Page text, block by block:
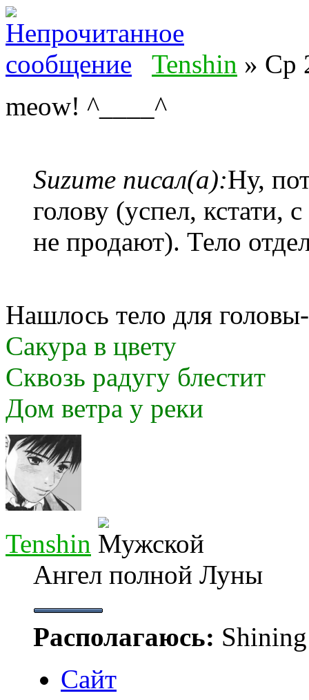
Tenshin » Ср
meow! ^____^
Suzume писал(а):Ну,
голову (успел, кстати,
не продают). Тело
Нашлось тело для
Сакура в цвету
Сквозь радугу блестит
Дом ветра у реки
Tenshin
Ангел полной Луны
Располагаюсь:
Сайт